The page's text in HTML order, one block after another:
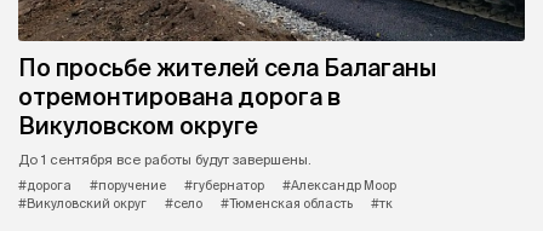
По просьбе жителей села Балаганы
отремонтирована дорога в
Викуловском округе
До 1 сентября все работы будут завершены.
#дорога
#поручение #губернатор
#Александр Моор
#Викуловский округ
#село #Тюменская область #тк